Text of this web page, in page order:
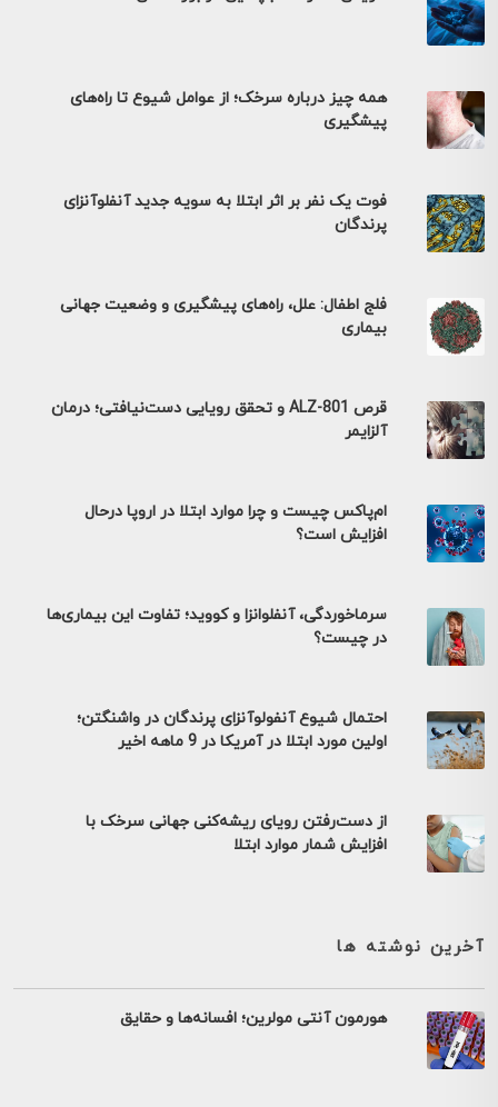
همه چیز درباره سرخک؛ از عوامل شیوع تا راه‌های
پیشگیری
فوت یک نفر بر اثر ابتلا به سویه جدید آنفلوآنزای
پرندگان
فلج اطفال: علل، راه‌های پیشگیری و وضعیت جهانی
بیماری
قرص ALZ-801 و تحقق رویایی دست‌نیافتی؛ درمان
آلزایمر
ام‌پاکس چیست و چرا موارد ابتلا در اروپا درحال
افزایش است؟
سرماخوردگی، آنفلوانزا و کووید؛ تفاوت این بیماری‌ها
در چیست؟
احتمال شیوع آنفولوآنزای پرندگان در واشنگتن؛
اولین مورد ابتلا در آمریکا در 9 ماهه اخیر
از دست‌رفتن رویای ریشه‌کنی جهانی سرخک با
افزایش شمار موارد ابتلا
آخرین نوشته ها
هورمون آنتی مولرین؛ افسانه‌ها و حقایق